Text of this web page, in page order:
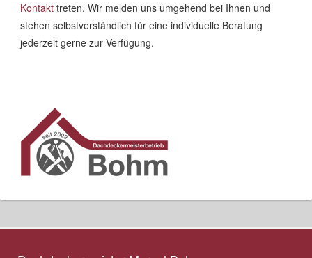
Kontakt treten. Wir melden uns umgehend bei Ihnen und
stehen selbstverständlich für eine individuelle Beratung
jederzeit gerne zur Verfügung.